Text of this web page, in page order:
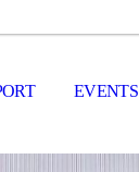
EVENTS